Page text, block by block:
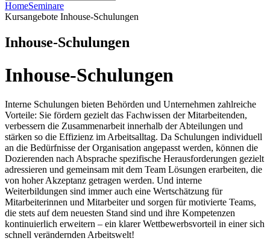
HomeSeminare
Kursangebote Inhouse-Schulungen
Inhouse-Schulungen
Inhouse-Schulungen
Interne Schulungen bieten Behörden und Unternehmen zahlreiche
Vorteile: Sie fördern gezielt das Fachwissen der Mitarbeitenden,
verbessern die Zusammenarbeit innerhalb der Abteilungen und
stärken so die Effizienz im Arbeitsalltag. Da Schulungen individuell
an die Bedürfnisse der Organisation angepasst werden, können die
Dozierenden nach Absprache spezifische Herausforderungen gezielt
adressieren und gemeinsam mit dem Team Lösungen erarbeiten, die
von hoher Akzeptanz getragen werden. Und interne
Weiterbildungen sind immer auch eine Wertschätzung für
Mitarbeiterinnen und Mitarbeiter und sorgen für motivierte Teams,
die stets auf dem neuesten Stand sind und ihre Kompetenzen
kontinuierlich erweitern – ein klarer Wettbewerbsvorteil in einer sich
schnell verändernden Arbeitswelt!